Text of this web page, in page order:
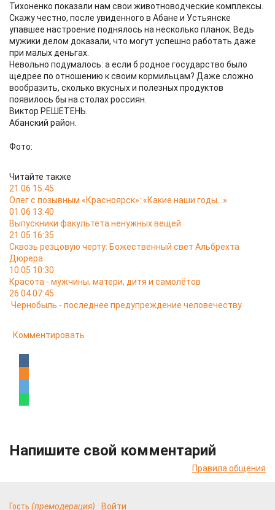
Тихоненко показали нам свои животноводческие комплексы.
Скажу честно, после увиденного в Абане и Устьянске
упавшее настроение поднялось на несколько планок. Ведь
мужики делом доказали, что могут успешно работать даже
при малых деньгах.
Невольно подумалось: а если б родное государство было
щедрее по отношению к своим кормильцам? Даже сложно
вообразить, сколько вкусных и полезных продуктов
появилось бы на столах россиян.
Виктор РЕШЕТЕНЬ.
Абанский район.
Фото:
Читайте также
21.06 15:45
Олег с позывным «Красноярск»: «Какие наши годы…»
01.06 13:40
Выпускники факультета ненужных вещей
21.05 16:35
Сквозь резцовую черту: Божественный свет Альбрехта
Дюрера
10.05 10:30
Красота - мужчины, матери, дитя и самолётов
26.04 07:45
Чернобыль - последнее предупреждение человечеству
Комментировать
Напишите свой комментарий
Правила общения
Гость (премодерация) Войти